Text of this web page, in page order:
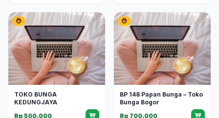
TOKO BUNGA
KEDUNGJAYA
Rp 500.000
BP 148 Papan Bunga – Toko
Bunga Bogor
Rp 700.000